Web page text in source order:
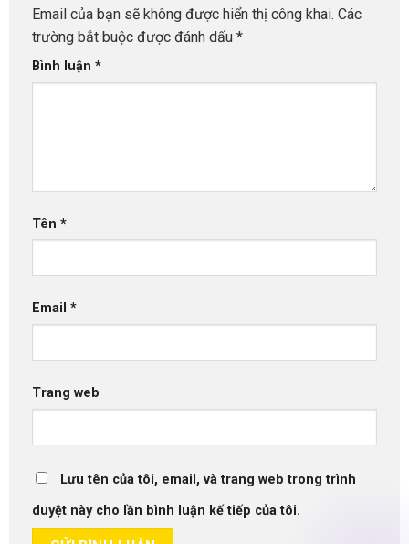
Email của bạn sẽ không được hiển thị công khai. Các
trường bắt buộc được đánh dấu *
Bình luận *
Tên *
Email *
Trang web
Lưu tên của tôi, email, và trang web trong trình
duyệt này cho lần bình luận kế tiếp của tôi.